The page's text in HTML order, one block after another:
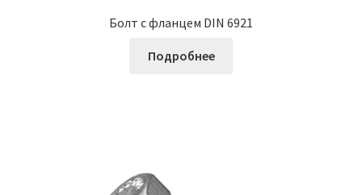
Болт с фланцем DIN 6921
Подробнее